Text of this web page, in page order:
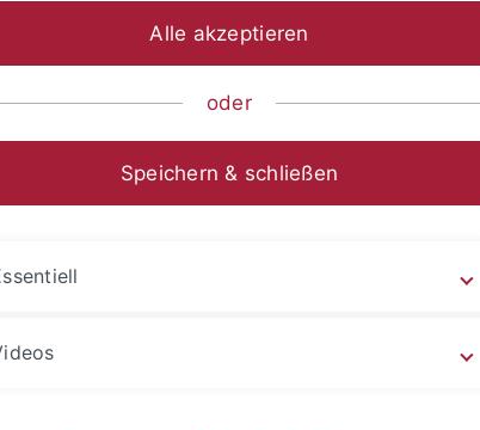
Alle akzeptieren
oder
Speichern & schließen